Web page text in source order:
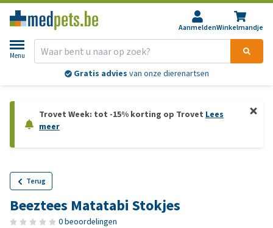
AanmeldenWinkelmandje
Menu
Gratis advies van onze dierenartsen
Trovet Week: tot -15% korting op Trovet Lees
meer
Terug
Beeztees Matatabi Stokjes
0 beoordelingen